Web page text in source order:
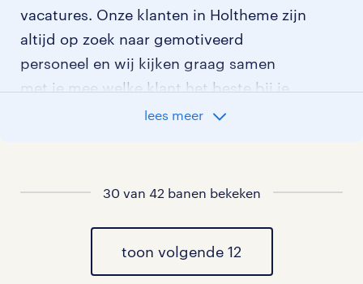
vacatures. Onze klanten in Holtheme zijn
altijd op zoek naar gemotiveerd
personeel en wij kijken graag samen
met je mee welke klant het beste bij je
vacatures in Ane
vacatures in Anevelde
lees meer
30 van 42 banen bekeken
toon volgende 12